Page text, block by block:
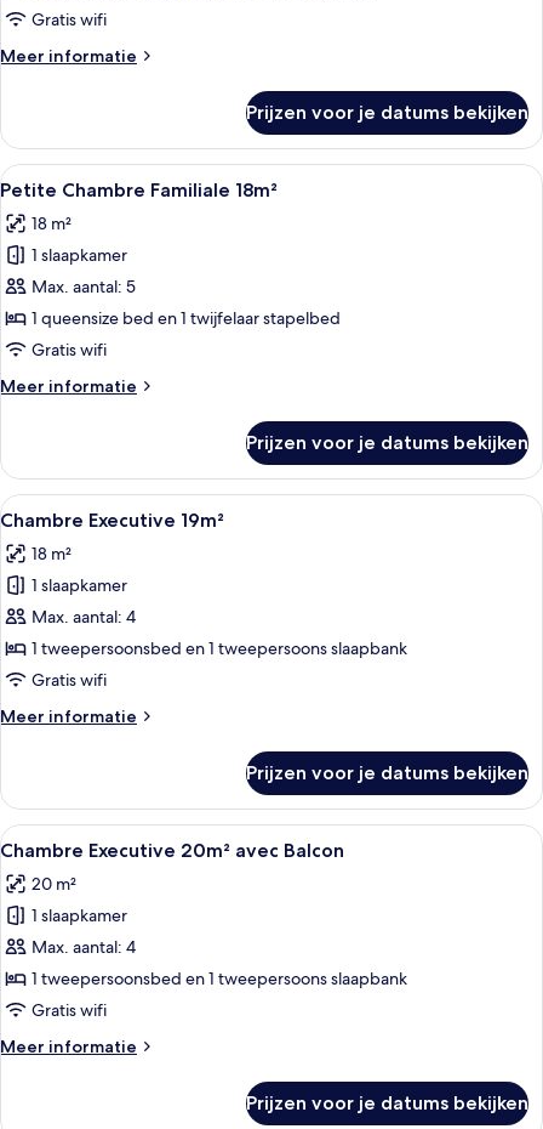
Gratis wifi
Meer informatie
Meer
Supérieure
15m²
Prijzen voor je datums bekijken
Alle
foto's
voor
Petite
Chambre
Familiale
18m²
Een hotelkamer met een groot bed,
9
Petite Chambre Familiale 18m²
18 m²
1 slaapkamer
Max. aantal: 5
1 queensize bed en 1 twijfelaar stapelbed
Gratis wifi
Meer informatie
Meer
Chambre
Familiale
18m²
Prijzen voor je datums bekijken
Alle
foto's
voor
Chambre
Executive
19m²
laden
Een hotelkamer met een bed, een
8
Chambre Executive 19m²
18 m²
1 slaapkamer
Max. aantal: 4
1 tweepersoonsbed en 1 tweepersoons slaapbank
Gratis wifi
Meer informatie
Meer
Executive
19m²
Prijzen voor je datums bekijken
Alle
foto's
voor
Chambre
Executive
20m²
avec
laden
Een hotelkamer met een bed, een
5
Chambre Executive 20m² avec Balcon
20 m²
1 slaapkamer
Max. aantal: 4
1 tweepersoonsbed en 1 tweepersoons slaapbank
Gratis wifi
Meer informatie
Meer
Prijzen voor je datums bekijken